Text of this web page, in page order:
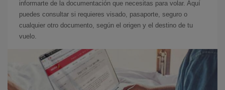
informarte de la documentación que necesitas para volar. Aquí
puedes consultar si requieres visado, pasaporte, seguro o
cualquier otro documento, según el origen y el destino de tu
vuelo.